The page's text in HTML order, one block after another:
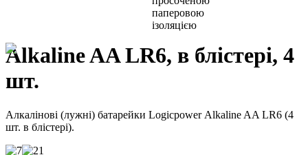
паперовою
ізоляцією
Alkaline AA LR6, в блістері, 4
шт.
Алкалінові (лужні) батарейки Logicpower Alkaline AA LR6 (4
шт. в блістері).